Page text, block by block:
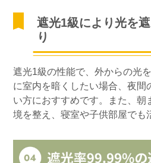
遮光1級により光を
り
遮光1級の性能で、外からの光
に室内を暗くしたい場合、夜間
い方におすすめです。また、朝
境を整え、寝室や子供部屋でも